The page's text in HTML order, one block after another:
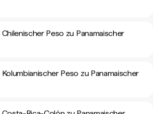
Peso zu Panamaischer
Peso zu Panamaischer